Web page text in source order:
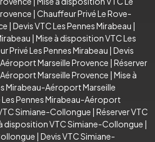
| Chauffeur Privé Le Rove-
| Devis VTC Les Pennes Mirabeau |
| Mise à disposition VTC Les
Privé Les Pennes Mirabeau | Devis
Marseille Provence | Réserver
Marseille Provence | Mise à
Mirabeau-Aéroport Marseille
Pennes Mirabeau-Aéroport
Simiane-Collongue | Réserver VTC
disposition VTC Simiane-Collongue |
| Devis VTC Simiane-